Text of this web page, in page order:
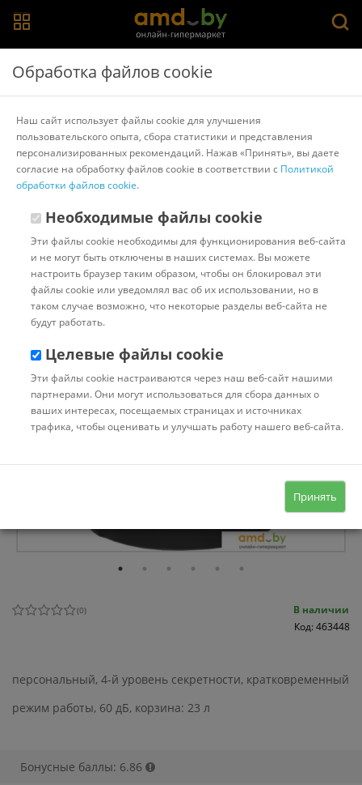
Главная > Каталог товаров Шредеры
Другие товары Гелеос
(0)
В наличии
Код: 463448
персональный, 4-й уровень секретности, кратковременный
режим работы, 60 дБ, корзина: 23 л
Бонусные баллы: 6.86
Обработка файлов cookie
Наш сайт использует файлы cookie для улучшения
пользовательского опыта, сбора статистики и представления
персонализированных рекомендаций. Нажав «Принять», вы даете
согласие на обработку файлов cookie в соответствии с Политикой
обработки файлов cookie.
Необходимые файлы cookie
Эти файлы cookie необходимы для функционирования веб-сайта
и не могут быть отключены в наших системах. Вы можете
настроить браузер таким образом, чтобы он блокировал эти
файлы cookie или уведомлял вас об их использовании, но в
таком случае возможно, что некоторые разделы веб-сайта не
будут работать.
Целевые файлы cookie
Эти файлы cookie настраиваются через наш веб-сайт нашими
партнерами. Они могут использоваться для сбора данных о
ваших интересах, посещаемых страницах и источниках
трафика, чтобы оценивать и улучшать работу нашего веб-сайта.
Принять